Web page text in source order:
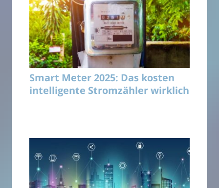
Smart Meter 2025: Das kosten
intelligente Stromzähler wirklich